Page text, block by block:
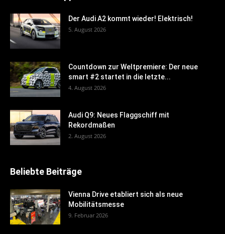
Der Audi A2 kommt wieder! Elektrisch!
5. August 2026
Countdown zur Weltpremiere: Der neue
smart #2 startet in die letzte...
4. August 2026
Audi Q9: Neues Flaggschiff mit
Rekordmaßen
2. August 2026
Beliebte Beiträge
Vienna Drive etabliert sich als neue
Mobilitätsmesse
9. Februar 2026